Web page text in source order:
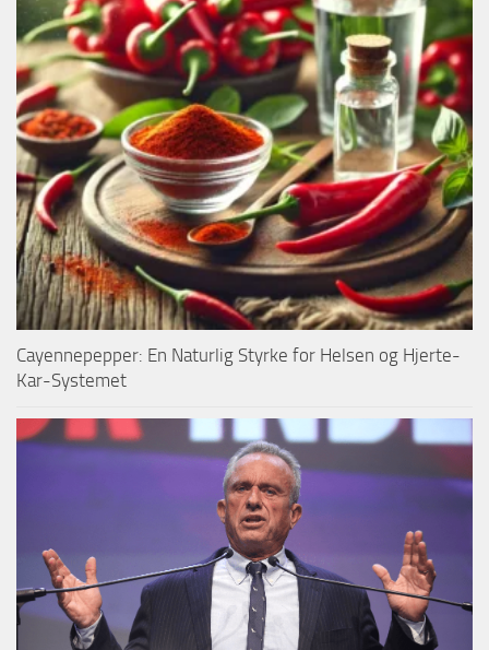
Cayennepepper: En Naturlig Styrke for Helsen og Hjerte-
Kar-Systemet